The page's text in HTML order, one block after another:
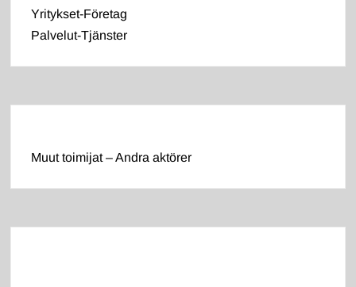
Yritykset-Företag
Palvelut-Tjänster
Muut toimijat – Andra aktörer